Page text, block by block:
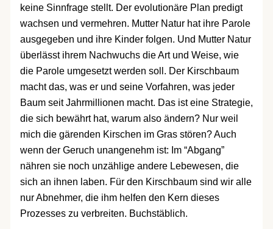
keine Sinnfrage stellt. Der evolutionäre Plan predigt
wachsen und vermehren. Mutter Natur hat ihre Parole
ausgegeben und ihre Kinder folgen. Und Mutter Natur
überlässt ihrem Nachwuchs die Art und Weise, wie
die Parole umgesetzt werden soll. Der Kirschbaum
macht das, was er und seine Vorfahren, was jeder
Baum seit Jahrmillionen macht. Das ist eine Strategie,
die sich bewährt hat, warum also ändern? Nur weil
mich die gärenden Kirschen im Gras stören? Auch
wenn der Geruch unangenehm ist: Im “Abgang”
nähren sie noch unzählige andere Lebewesen, die
sich an ihnen laben. Für den Kirschbaum sind wir alle
nur Abnehmer, die ihm helfen den Kern dieses
Prozesses zu verbreiten. Buchstäblich.